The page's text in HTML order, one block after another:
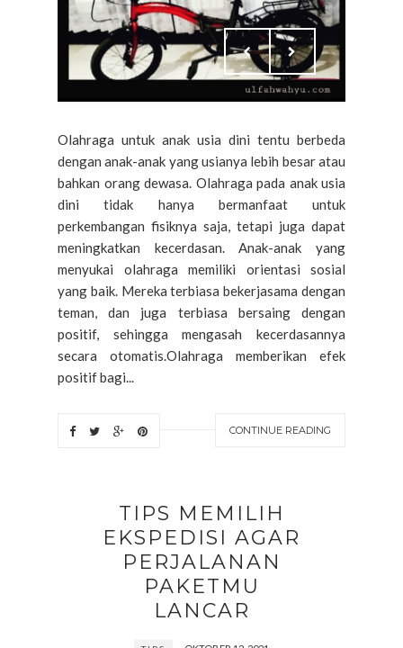
Olahraga untuk anak usia dini tentu berbeda
dengan anak-anak yang usianya lebih besar atau
bahkan orang dewasa. Olahraga pada anak usia
dini tidak hanya bermanfaat untuk
perkembangan fisiknya saja, tetapi juga dapat
meningkatkan kecerdasan. Anak-anak yang
menyukai olahraga memiliki orientasi sosial
yang baik. Mereka terbiasa bekerjasama dengan
teman, dan juga terbiasa bersaing dengan
positif, sehingga mengasah kecerdasannya
secara otomatis.Olahraga memberikan efek
positif bagi...
CONTINUE READING
TIPS MEMILIH
EKSPEDISI AGAR
PERJALANAN
PAKETMU
LANCAR